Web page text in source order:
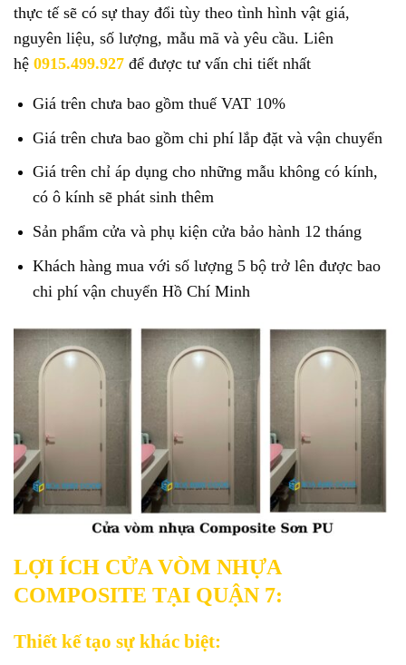
thực tế sẽ có sự thay đổi tùy theo tình hình vật giá,
nguyên liệu, số lượng, mẫu mã và yêu cầu. Liên
hệ 0915.499.927 để được tư vấn chi tiết nhất
Giá trên chưa bao gồm thuế VAT 10%
Giá trên chưa bao gồm chi phí lắp đặt và vận chuyển
Giá trên chỉ áp dụng cho những mẫu không có kính,
có ô kính sẽ phát sinh thêm
Sản phẩm cửa và phụ kiện cửa bảo hành 12 tháng
Khách hàng mua với số lượng 5 bộ trở lên được bao
chi phí vận chuyển Hồ Chí Minh
LỢI ÍCH CỬA VÒM NHỰA
COMPOSITE TẠI QUẬN 7:
Thiết kế tạo sự khác biệt: